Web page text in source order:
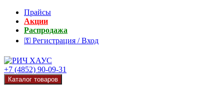
Прайсы
Акции
Распродажа
⚿ Регистрация / Вход
+7 (4852) 90-09-31
Каталог товаров